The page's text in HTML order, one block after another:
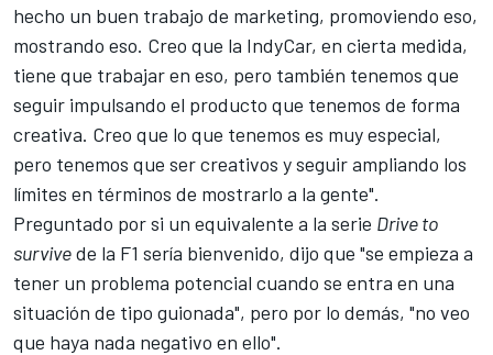
hecho un buen trabajo de marketing, promoviendo eso,
mostrando eso. Creo que la IndyCar, en cierta medida,
tiene que trabajar en eso, pero también tenemos que
seguir impulsando el producto que tenemos de forma
creativa. Creo que lo que tenemos es muy especial,
pero tenemos que ser creativos y seguir ampliando los
límites en términos de mostrarlo a la gente".
Preguntado por si un equivalente a la serie Drive to
survivede la F1 sería bienvenido, dijo que "se empieza a
tener un problema potencial cuando se entra en una
situación de tipo guionada", pero por lo demás, "no veo
que haya nada negativo en ello".